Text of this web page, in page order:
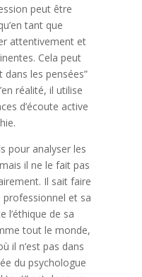
peut être
tant que
attentivement et
Cela peut
dans les pensées”
réalité, il utilise
d’écoute active
pour analyser les
il ne le fait pas
Il sait faire
et sa
l’éthique de sa
tout le monde,
il n’est pas dans
du psychologue